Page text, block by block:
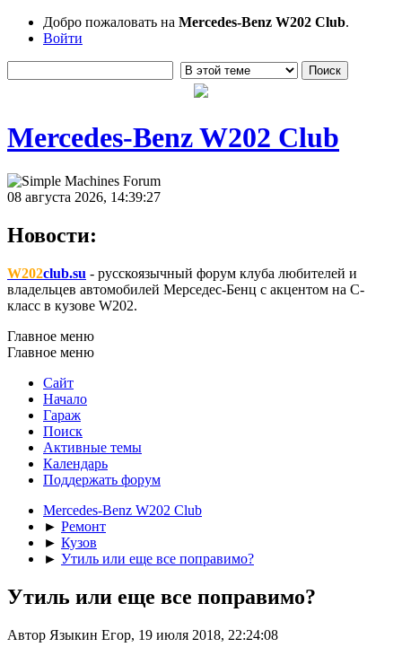
Добро пожаловать на Mercedes-Benz W202 Club.
Войти
Mercedes-Benz W202 Club
08 августа 2026, 14:39:27
Новости:
W202club.su - русскоязычный форум клуба любителей и
владельцев автомобилей Мерседес-Бенц с акцентом на C-
класс в кузове W202.
Главное меню
Главное меню
Сайт
Начало
Гараж
Поиск
Активные темы
Календарь
Поддержать форум
Mercedes-Benz W202 Club
► Ремонт
► Кузов
► Утиль или еще все поправимо?
Утиль или еще все поправимо?
Автор Языкин Егор, 19 июля 2018, 22:24:08